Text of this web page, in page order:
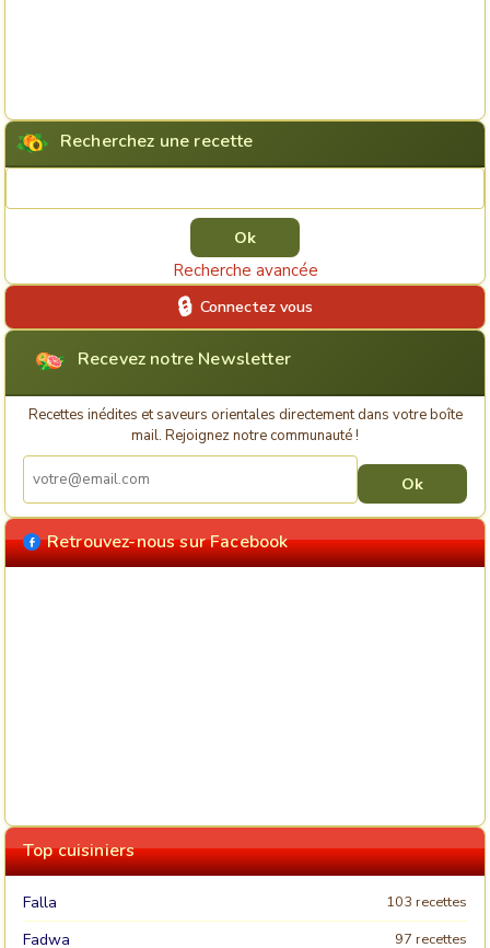
Recherchez une recette
Recherche avancée
Connectez vous
Recevez notre Newsletter
Recettes inédites et saveurs orientales directement dans votre boîte
mail. Rejoignez notre communauté !
Retrouvez-nous sur Facebook
Top cuisiniers
Falla 103 recettes
Fadwa 97 recettes